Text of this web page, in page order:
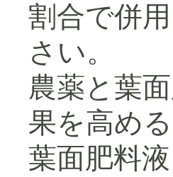
割合で併
さい。
農薬と葉
果を高め
葉面肥料液